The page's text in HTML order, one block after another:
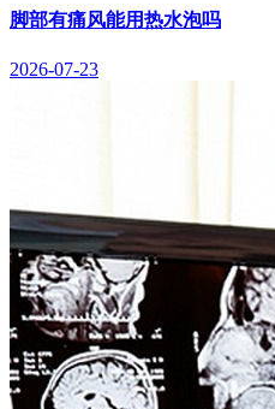
脚部有痛风能用热水泡吗
2026-07-23